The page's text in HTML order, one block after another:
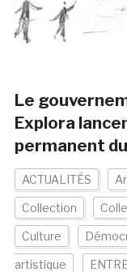
Le
Explora
permanent
ACTUALITÉS
Collection
Culture
artistique